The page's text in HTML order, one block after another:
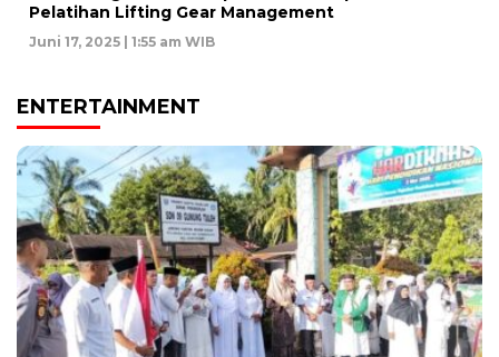
Pelatihan Lifting Gear Management
Juni 17, 2025 | 1:55 am WIB
ENTERTAINMENT